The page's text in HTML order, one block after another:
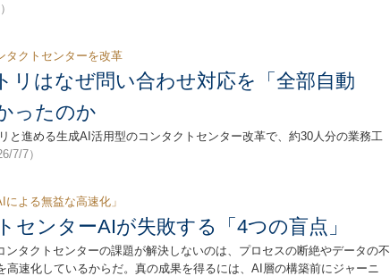
タクトセンターを改革
リはなぜ問い合わせ対応を「全部自動
ったのか
と進める生成AI活用型のコンタクトセンター改革で、約30人分の業務工
7/7）
よる無益な高速化」
センターAIが失敗する「4つの盲点」
ンタクトセンターの課題が解決しないのは、プロセスの断絶やデータの不
高速化しているからだ。真の成果を得るには、AI層の構築前にジャーニ